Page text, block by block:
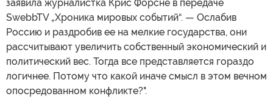
заявила журналистка Крис Форсне в передаче
SwebbTV „Хроника мировых событий“. — Ослабив
Россию и раздробив ее на мелкие государства, они
рассчитывают увеличить собственный экономический и
политический вес. Тогда все представляется гораздо
логичнее. Потому что какой иначе смысл в этом вечном
опосредованном конфликте?".